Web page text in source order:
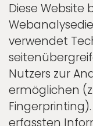
Diese Website
verwendet
Nutzers zur
ermöglichen